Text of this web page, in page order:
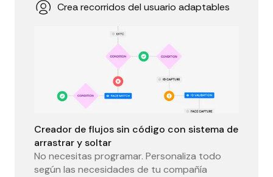
Crea recorridos del usuario adaptables
Creador de flujos sin código con sistema de
arrastrar y soltar
No necesitas programar. Personaliza todo
según las necesidades de tu compañía